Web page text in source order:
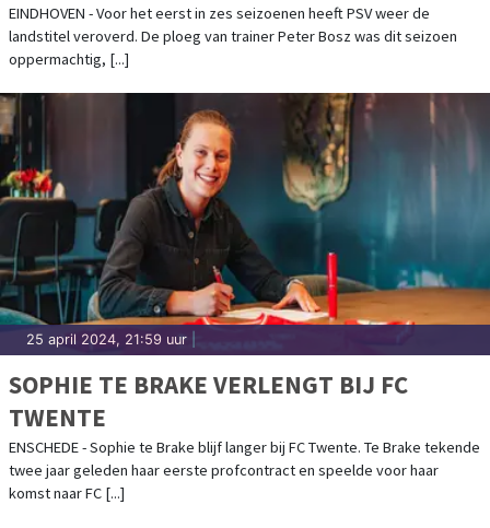
EINDHOVEN - Voor het eerst in zes seizoenen heeft PSV weer de
landstitel veroverd. De ploeg van trainer Peter Bosz was dit seizoen
oppermachtig, [...]
25 april 2024, 21:59 uur
SOPHIE TE BRAKE VERLENGT BIJ FC
TWENTE
ENSCHEDE - Sophie te Brake blijf langer bij FC Twente. Te Brake tekende
twee jaar geleden haar eerste profcontract en speelde voor haar
komst naar FC [...]